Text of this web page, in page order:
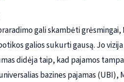
gali skambėti
galios sukurti gausą. Jo
didėja taip, kad pajamos
bazines pajamas